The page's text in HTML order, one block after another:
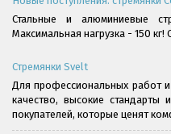
Стальные и алюминиевые
Максимальная нагрузка - 150 кг!
Стремянки Svelt
Для профессиональных работ
качество, высокие стандарты
покупателей, которые ценят